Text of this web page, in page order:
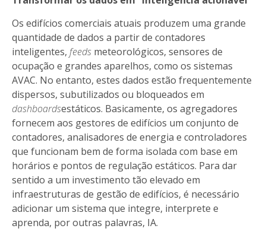
Os edifícios comerciais atuais produzem uma grande
quantidade de dados a partir de contadores
inteligentes, feeds meteorológicos, sensores de
ocupação e grandes aparelhos, como os sistemas
AVAC. No entanto, estes dados estão frequentemente
dispersos, subutilizados ou bloqueados em
dashboardsestáticos. Basicamente, os agregadores
fornecem aos gestores de edifícios um conjunto de
contadores, analisadores de energia e controladores
que funcionam bem de forma isolada com base em
horários e pontos de regulação estáticos. Para dar
sentido a um investimento tão elevado em
infraestruturas de gestão de edifícios, é necessário
adicionar um sistema que integre, interprete e
aprenda, por outras palavras, IA.